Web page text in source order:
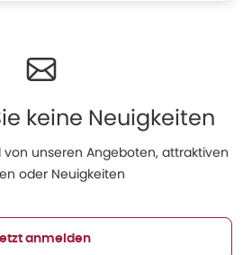
keine Neuigkeiten
von unseren Angeboten, attraktiven
oder Neuigkeiten
anmelden